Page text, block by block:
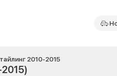
2010-2015